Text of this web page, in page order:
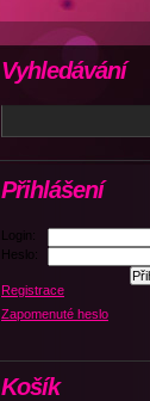
Přihlášení
Login:
Heslo:
Registrace
Zapomenuté heslo
Košík
Vyhledávání